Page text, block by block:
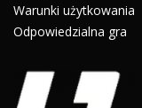
Warunki użytkowania
Odpowiedzialna gra